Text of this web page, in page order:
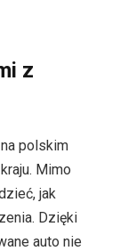
z
polskim
Mimo
jak
Dzięki
auto nie